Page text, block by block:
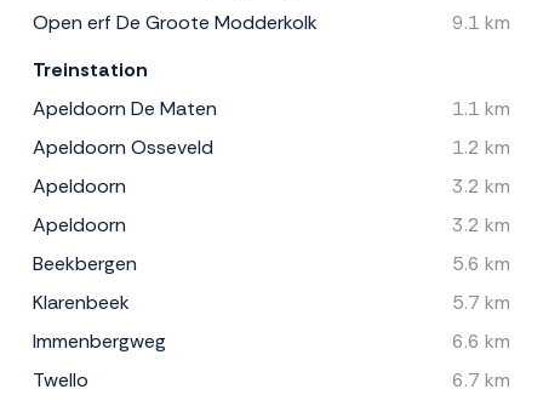
Open erf De Groote Modderkolk
9.1 km
Treinstation
Apeldoorn De Maten
1.1 km
Apeldoorn Osseveld
1.2 km
Apeldoorn
3.2 km
Apeldoorn
3.2 km
Beekbergen
5.6 km
Klarenbeek
5.7 km
Immenbergweg
6.6 km
Twello
6.7 km